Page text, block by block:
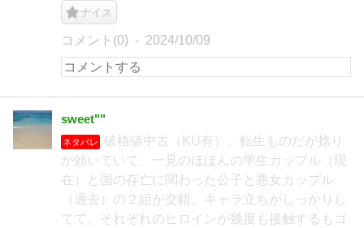
ナイス
コメント(0) 2024/10/09
sweet""
ネタバレ
破格値中古（KU有）。転生ものだが捻り
が効いていて、一見のほほんの学生カップル（現
在）と国の存亡に関わった公子と悪女カップル
（過去）の２組が交錯。キャラ立ちがしっかりし
てて、それぞれのヒロインが幾度も接触するもゴ